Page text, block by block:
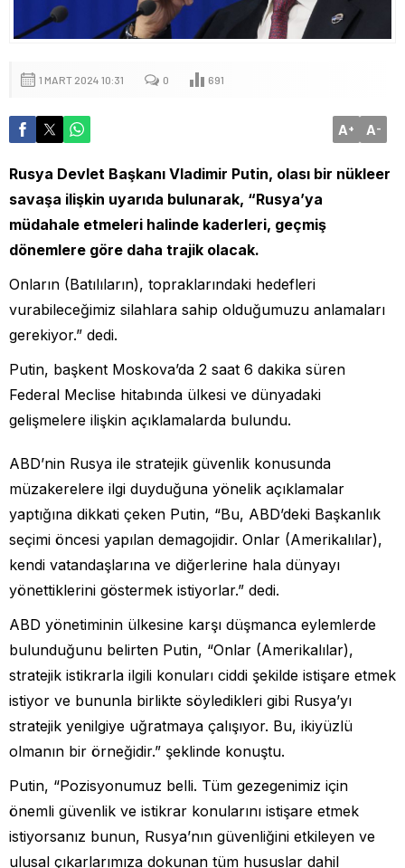
1 MART 2024 10:31 0 691
A+ A-
Rusya Devlet Başkanı Vladimir Putin, olası bir nükleer
savaşa ilişkin uyarıda bulunarak, “Rusya’ya
müdahale etmeleri halinde kaderleri, geçmiş
dönemlere göre daha trajik olacak.
Onların (Batılıların), topraklarındaki hedefleri
vurabileceğimiz silahlara sahip olduğumuzu anlamaları
gerekiyor.” dedi.
Putin, başkent Moskova’da 2 saat 6 dakika süren
Federal Meclise hitabında ülkesi ve dünyadaki
gelişmelere ilişkin açıklamalarda bulundu.
ABD’nin Rusya ile stratejik güvenlik konusunda
müzakerelere ilgi duyduğuna yönelik açıklamalar
yaptığına dikkati çeken Putin, “Bu, ABD’deki Başkanlık
seçimi öncesi yapılan demagojidir. Onlar (Amerikalılar),
kendi vatandaşlarına ve diğerlerine hala dünyayı
yönettiklerini göstermek istiyorlar.” dedi.
ABD yönetiminin ülkesine karşı düşmanca eylemlerde
bulunduğunu belirten Putin, “Onlar (Amerikalılar),
stratejik istikrarla ilgili konuları ciddi şekilde istişare etmek
istiyor ve bununla birlikte söyledikleri gibi Rusya’yı
stratejik yenilgiye uğratmaya çalışıyor. Bu, ikiyüzlü
olmanın bir örneğidir.” şeklinde konuştu.
Putin, “Pozisyonumuz belli. Tüm gezegenimiz için
önemli güvenlik ve istikrar konularını istişare etmek
istiyorsanız bunun, Rusya’nın güvenliğini etkileyen ve
ulusal çıkarlarımıza dokunan tüm hususlar dahil